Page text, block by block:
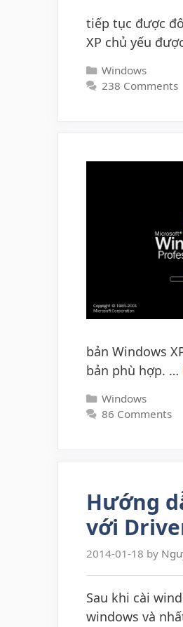
tiếp tục được
XP chủ yếu
Categories
Windows
238 Comments
bản Windows
bản phù hợp. …
Categories
Windows
86 Comments
Hướng
với
2014-01-18 by
Sau khi cài
windows và